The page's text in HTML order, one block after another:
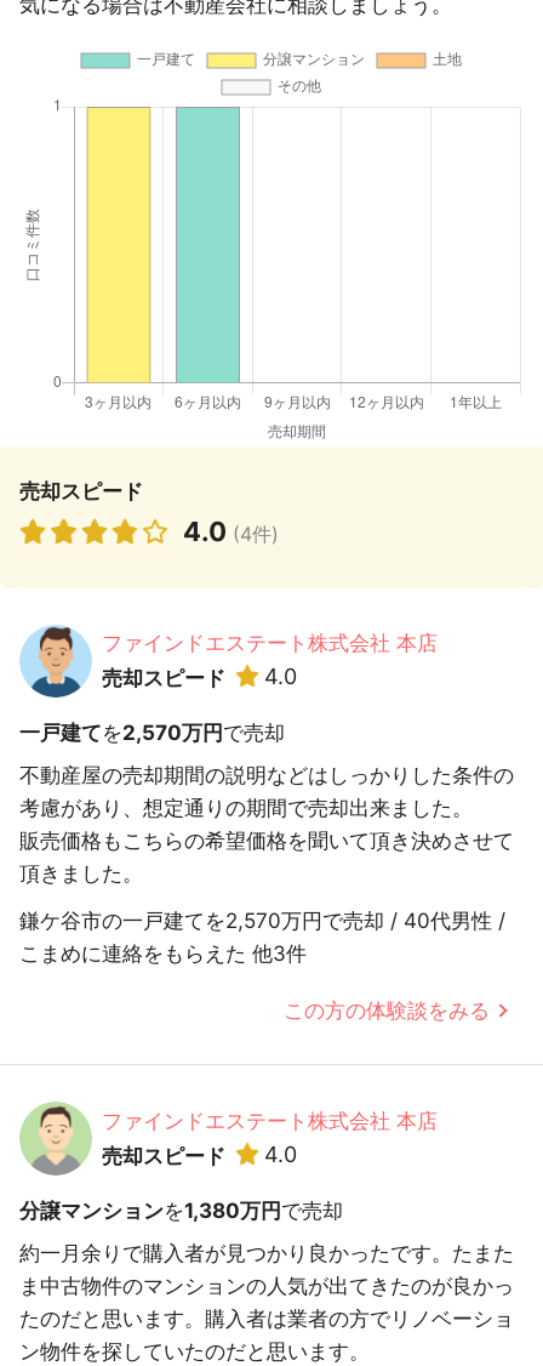
気になる場合は不動産会社に相談しましょう。
売却スピード
4.0 (4件)
ファインドエステート株式会社 本店
売却スピード
4.0
一戸建てを2,570万円 で売却
不動産屋の売却期間の説明などはしっかりした条件の
考慮があり、想定通りの期間で売却出来ました。
販売価格もこちらの希望価格を聞いて頂き決めさせて
頂きました。
鎌ケ谷市の一戸建てを2,570万円で売却 / 40代男性 /
こまめに連絡をもらえた 他3件
この方の体験談をみる
ファインドエステート株式会社 本店
売却スピード
4.0
分譲マンションを1,380万円で売却
約一月余りで購入者が見つかり良かったです。たまた
ま中古物件のマンションの人気が出てきたのが良かっ
たのだと思います。購入者は業者の方でリノベーショ
ン物件を探していたのだと思います。